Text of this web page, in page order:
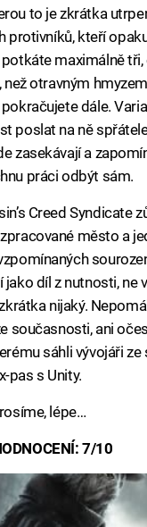
to je zkrátka
protivníků, kteří
maximálně
otravným
dále.
poslat na ně
zasekávají a
práci odbýt sám.
Creed Syndicate
město a
díl z nutnosti, ne
nijaký.
současnosti, ani
sáhli vývojáři ze
pas s Unity.
lépe…
7/10